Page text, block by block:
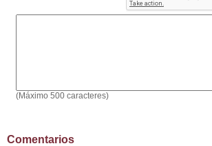
(Máximo 500 caracteres)
Comentarios